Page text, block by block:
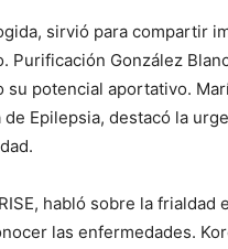
sirvió para compartir
González
potencial aportativo.
Epilepsia, destacó la
habló sobre la
las enfermedades.